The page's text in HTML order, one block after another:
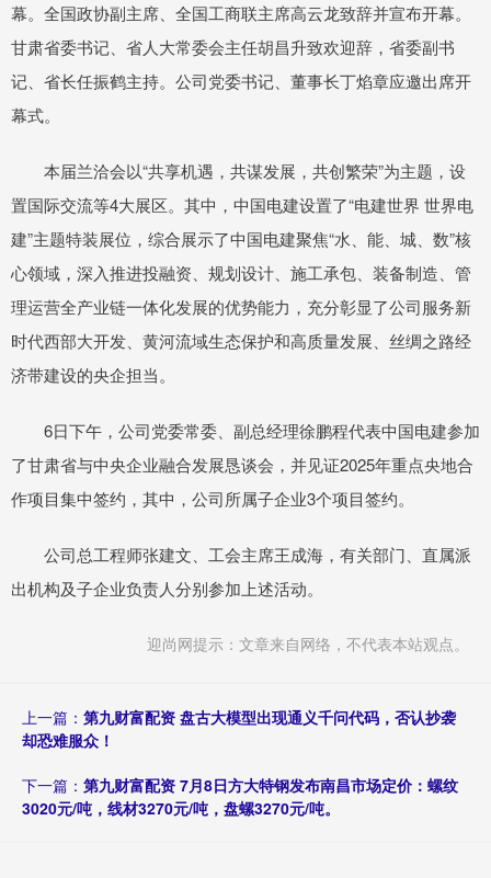
幕。全国政协副主席、全国工商联主席高云龙致辞并宣布开幕。
甘肃省委书记、省人大常委会主任胡昌升致欢迎辞，省委副书
记、省长任振鹤主持。公司党委书记、董事长丁焰章应邀出席开
幕式。
本届兰洽会以“共享机遇，共谋发展，共创繁荣”为主题，设
置国际交流等4大展区。其中，中国电建设置了“电建世界 世界电
建”主题特装展位，综合展示了中国电建聚焦“水、能、城、数”核
心领域，深入推进投融资、规划设计、施工承包、装备制造、管
理运营全产业链一体化发展的优势能力，充分彰显了公司服务新
时代西部大开发、黄河流域生态保护和高质量发展、丝绸之路经
济带建设的央企担当。
6日下午，公司党委常委、副总经理徐鹏程代表中国电建参加
了甘肃省与中央企业融合发展恳谈会，并见证2025年重点央地合
作项目集中签约，其中，公司所属子企业3个项目签约。
公司总工程师张建文、工会主席王成海，有关部门、直属派
出机构及子企业负责人分别参加上述活动。
迎尚网提示：文章来自网络，不代表本站观点。
上一篇： 第九财富配资 盘古大模型出现通义千问代码，否认抄袭
却恐难服众！
下一篇： 第九财富配资 7月8日方大特钢发布南昌市场定价：螺纹
3020元/吨，线材3270元/吨，盘螺3270元/吨。